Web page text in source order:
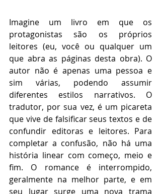
Imagine um livro em que os
protagonistas são os próprios
leitores (eu, você ou qualquer um
que abra as páginas desta obra). O
autor não é apenas uma pessoa e
sim várias, podendo assumir
diferentes estilos narrativos. O
tradutor, por sua vez, é um picareta
que vive de falsificar seus textos e de
confundir editoras e leitores. Para
completar a confusão, não há uma
história linear com começo, meio e
fim. O romance é interrompido,
geralmente na melhor parte, e em
seu lugar surge uma nova trama